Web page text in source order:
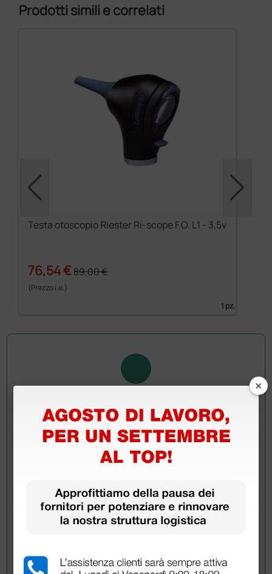
Prodotti simili e correlati
Testa otoscopio Riester Ri-scope F.O. L1 - 3,5v
76,54 €89,00 €
(Prezzo i.e.)
1 pz.
Chiedi a un collega
Hai ancora qualche dubbio? Vuoi ulteriori
Invia ora la tua domanda ai colleghi che hanno già
acquistato questo prodotto.
×